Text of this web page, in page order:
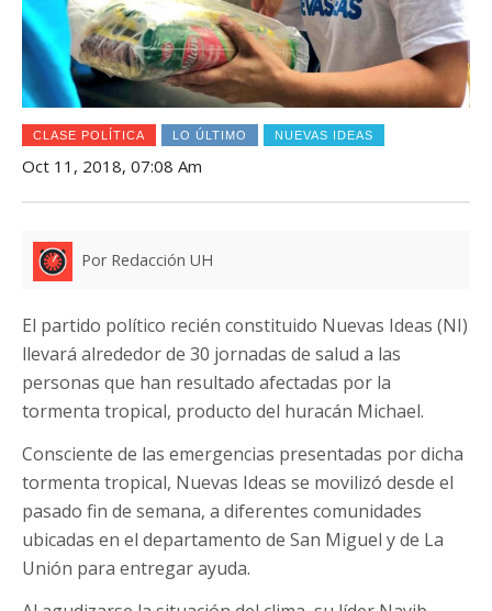
CLASE POLÍTICA LO ÚLTIMO NUEVAS IDEAS
Oct 11, 2018, 07:08 Am
Por Redacción UH
El partido político recién constituido Nuevas Ideas (NI)
llevará alrededor de 30 jornadas de salud a las
personas que han resultado afectadas por la
tormenta tropical, producto del huracán Michael.
Consciente de las emergencias presentadas por dicha
tormenta tropical, Nuevas Ideas se movilizó desde el
pasado fin de semana, a diferentes comunidades
ubicadas en el departamento de San Miguel y de La
Unión para entregar ayuda.